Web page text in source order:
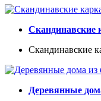
Скандинавские
Скандинавские
Деревянные